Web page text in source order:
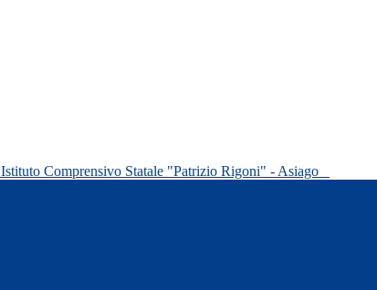
Istituto Comprensivo Statale "Patrizio Rigoni" - Asiago